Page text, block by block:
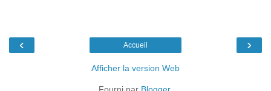
‹ ›
Accueil
Afficher la version Web